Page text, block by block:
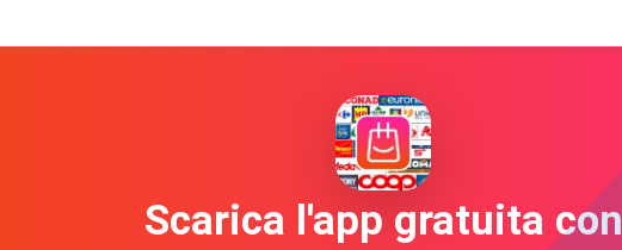
Scarica l'app gratuita con